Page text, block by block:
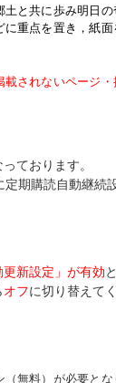
と共に歩み明日
重点を置き，紙
載されないページ
っております。
期購読自動継続
更新設定」が有効
オフに切り替えて
無料）が必要とな